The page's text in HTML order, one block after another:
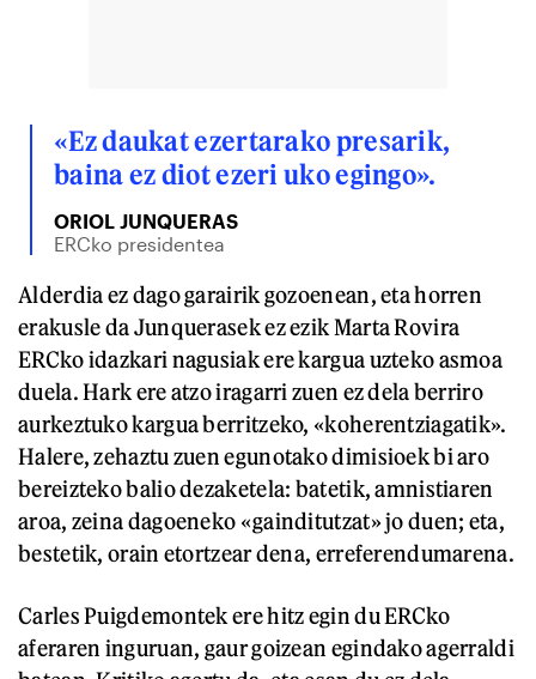
«Ez daukat ezertarako presarik,
baina ez diot ezeri uko egingo».
ORIOL JUNQUERAS
ERCko presidentea
Alderdia ez dago garairik gozoenean, eta horren
erakusle da Junquerasek ez ezik Marta Rovira
ERCko idazkari nagusiak ere kargua uzteko asmoa
duela. Hark ere atzo iragarri zuen ez dela berriro
aurkeztuko kargua berritzeko, «koherentziagatik».
Halere, zehaztu zuen egunotako dimisioek bi aro
bereizteko balio dezaketela: batetik, amnistiaren
aroa, zeina dagoeneko «gainditutzat» jo duen; eta,
bestetik, orain etortzear dena, erreferendumarena.
Carles Puigdemontek ere hitz egin du ERCko
aferaren inguruan, gaur goizean egindako agerraldi